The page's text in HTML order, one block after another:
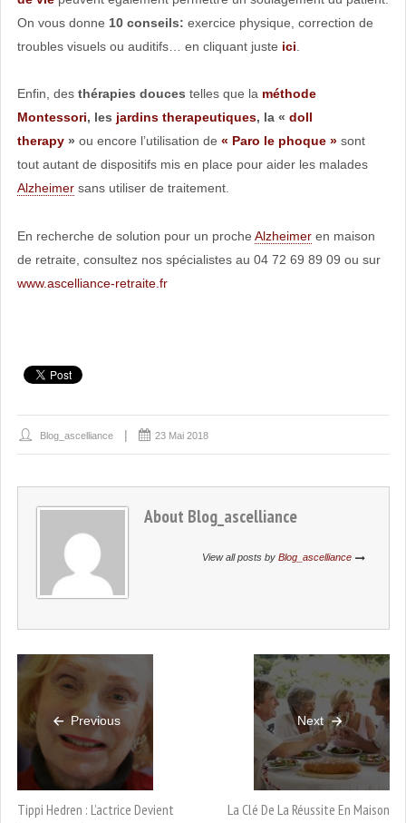
On vous donne 10 conseils: exercice physique, correction de
troubles visuels ou auditifs… en cliquant juste ici
Enfin, des thérapies douces telles que la méthode
Montessori, les jardins therapeutiques, la « doll
therapy» ou encore l’utilisation de « Paro le phoque » sont
tout autant de dispositifs mis en place pour aider les malades
Alzheimersans utiliser de traitement.
En recherche de solution pour un proche Alzheimeren maison
de retraite, consultez nos spécialistes au 04 72 69 89 09 ou sur
www.ascelliance-retraite.fr
Blog_ascelliance 23 Mai 2018
About Blog_ascelliance
View all posts by Blog_ascelliance
Previous
Tippi Hedren : L’actrice Devient
Next
La Clé De La Réussite En Maison